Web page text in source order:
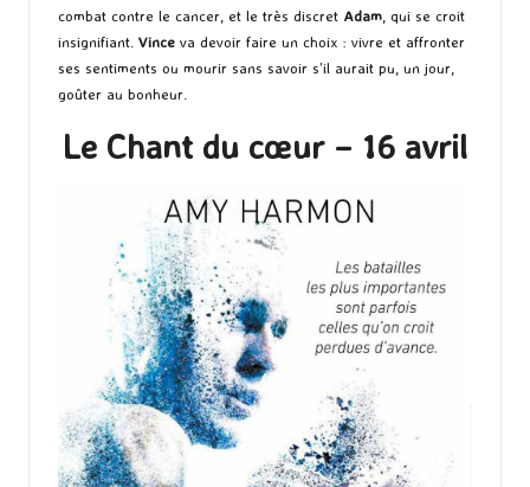
combat contre le cancer, et le très discret Adam , qui se croit
insignifiant. Vince va devoir faire un choix : vivre et affronter
ses sentiments ou mourir sans savoir s’il aurait pu, un jour,
goûter au bonheur.
Le Chant du cœur – 16 avril